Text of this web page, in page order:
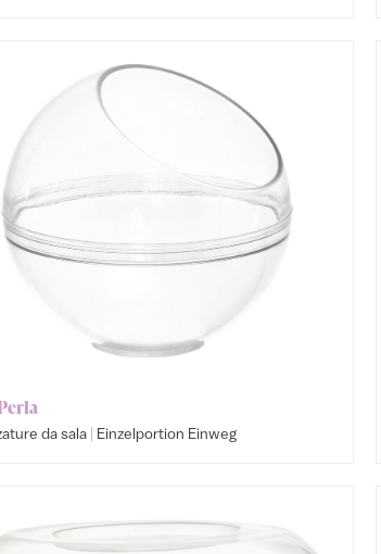
da sala | Einzelportion Einweg